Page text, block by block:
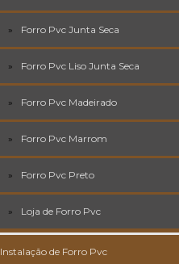
Forro Pvc Junta Seca
Forro Pvc Liso Junta Seca
Forro Pvc Madeirado
Forro Pvc Marrom
Forro Pvc Preto
Loja de Forro Pvc
Instalação de Forro Pvc